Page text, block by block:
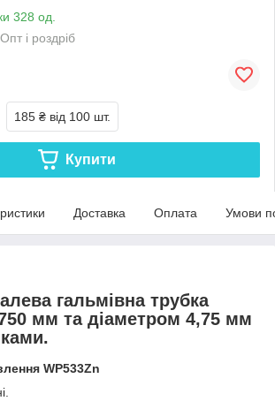
328 од.
Опт і роздріб
185 ₴ від 100 шт.
Купити
Доставка Оплата Умови
гальмівна трубка
мм та діаметром 4,75 мм
WP533Zn